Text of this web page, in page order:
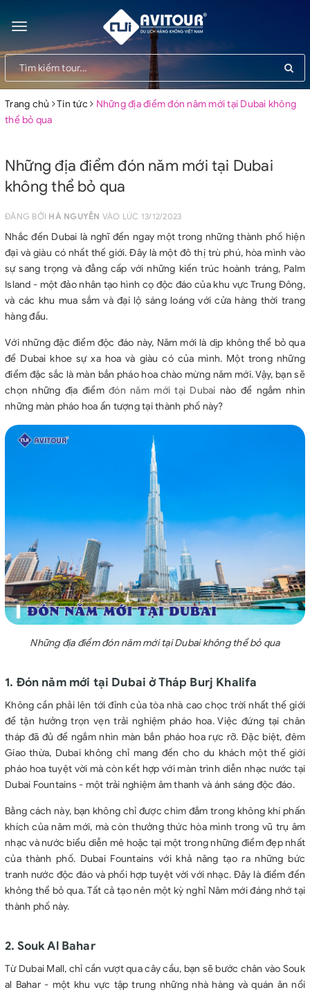
Toggle
navigation
Trang chủ Tin tức
Những địa điểm đón năm mới tại Dubai không
thể bỏ qua
Những địa điểm đón năm mới tại Dubai
không thể bỏ qua
ĐĂNG BỞI HÀ NGUYỄN VÀO LÚC 13/12/2023
Nhắc đến Dubai là nghĩ đến ngay một trong những thành phố hiện
đại và giàu có nhất thế giới. Đây là một đô thị trù phú, hòa mình vào
sự sang trọng và đẳng cấp với những kiến trúc hoành tráng, Palm
Island - một đảo nhân tạo hình cọ độc đáo của khu vực Trung Đông,
và các khu mua sắm và đại lộ sáng loáng với cửa hàng thời trang
hàng đầu.
Với những đặc điểm độc đáo này, Năm mới là dịp không thể bỏ qua
để Dubai khoe sự xa hoa và giàu có của mình. Một trong những
điểm đặc sắc là màn bắn pháo hoa chào mừng năm mới. Vậy, bạn sẽ
chọn những địa điểmđón năm mới tại Dubai nào để ngắm nhìn
những màn pháo hoa ấn tượng tại thành phố này?
Những địa điểm đón năm mới tại Dubai không thể bỏ qua
1. Đón năm mới tại Dubai ở Tháp Burj Khalifa
Không cần phải lên tới đỉnh của tòa nhà cao chọc trời nhất thế giới
để tận hưởng trọn vẹn trải nghiệm pháo hoa. Việc đứng tại chân
tháp đã đủ để ngắm nhìn màn bắn pháo hoa rực rỡ. Đặc biệt, đêm
Giao thừa, Dubai không chỉ mang đến cho du khách một thế giới
pháo hoa tuyệt vời mà còn kết hợp với màn trình diễn nhạc nước tại
Dubai Fountains - một trải nghiệm âm thanh và ánh sáng độc đáo.
Bằng cách này, bạn không chỉ được chìm đắm trong không khí phấn
khích của năm mới, mà còn thưởng thức hòa mình trong vũ trụ âm
nhạc và nước biểu diễn mê hoặc tại một trong những điểm đẹp nhất
của thành phố. Dubai Fountains với khả năng tạo ra những bức
tranh nước độc đáo và phối hợp tuyệt vời với nhạc. Đây là điểm đến
không thể bỏ qua. Tất cả tạo nên một kỳ nghỉ Năm mới đáng nhớ tại
thành phố này.
2. Souk Al Bahar
Từ Dubai Mall, chỉ cần vượt qua cây cầu, bạn sẽ bước chân vào Souk
al Bahar - một khu vực tập trung những nhà hàng và quán ăn nổi